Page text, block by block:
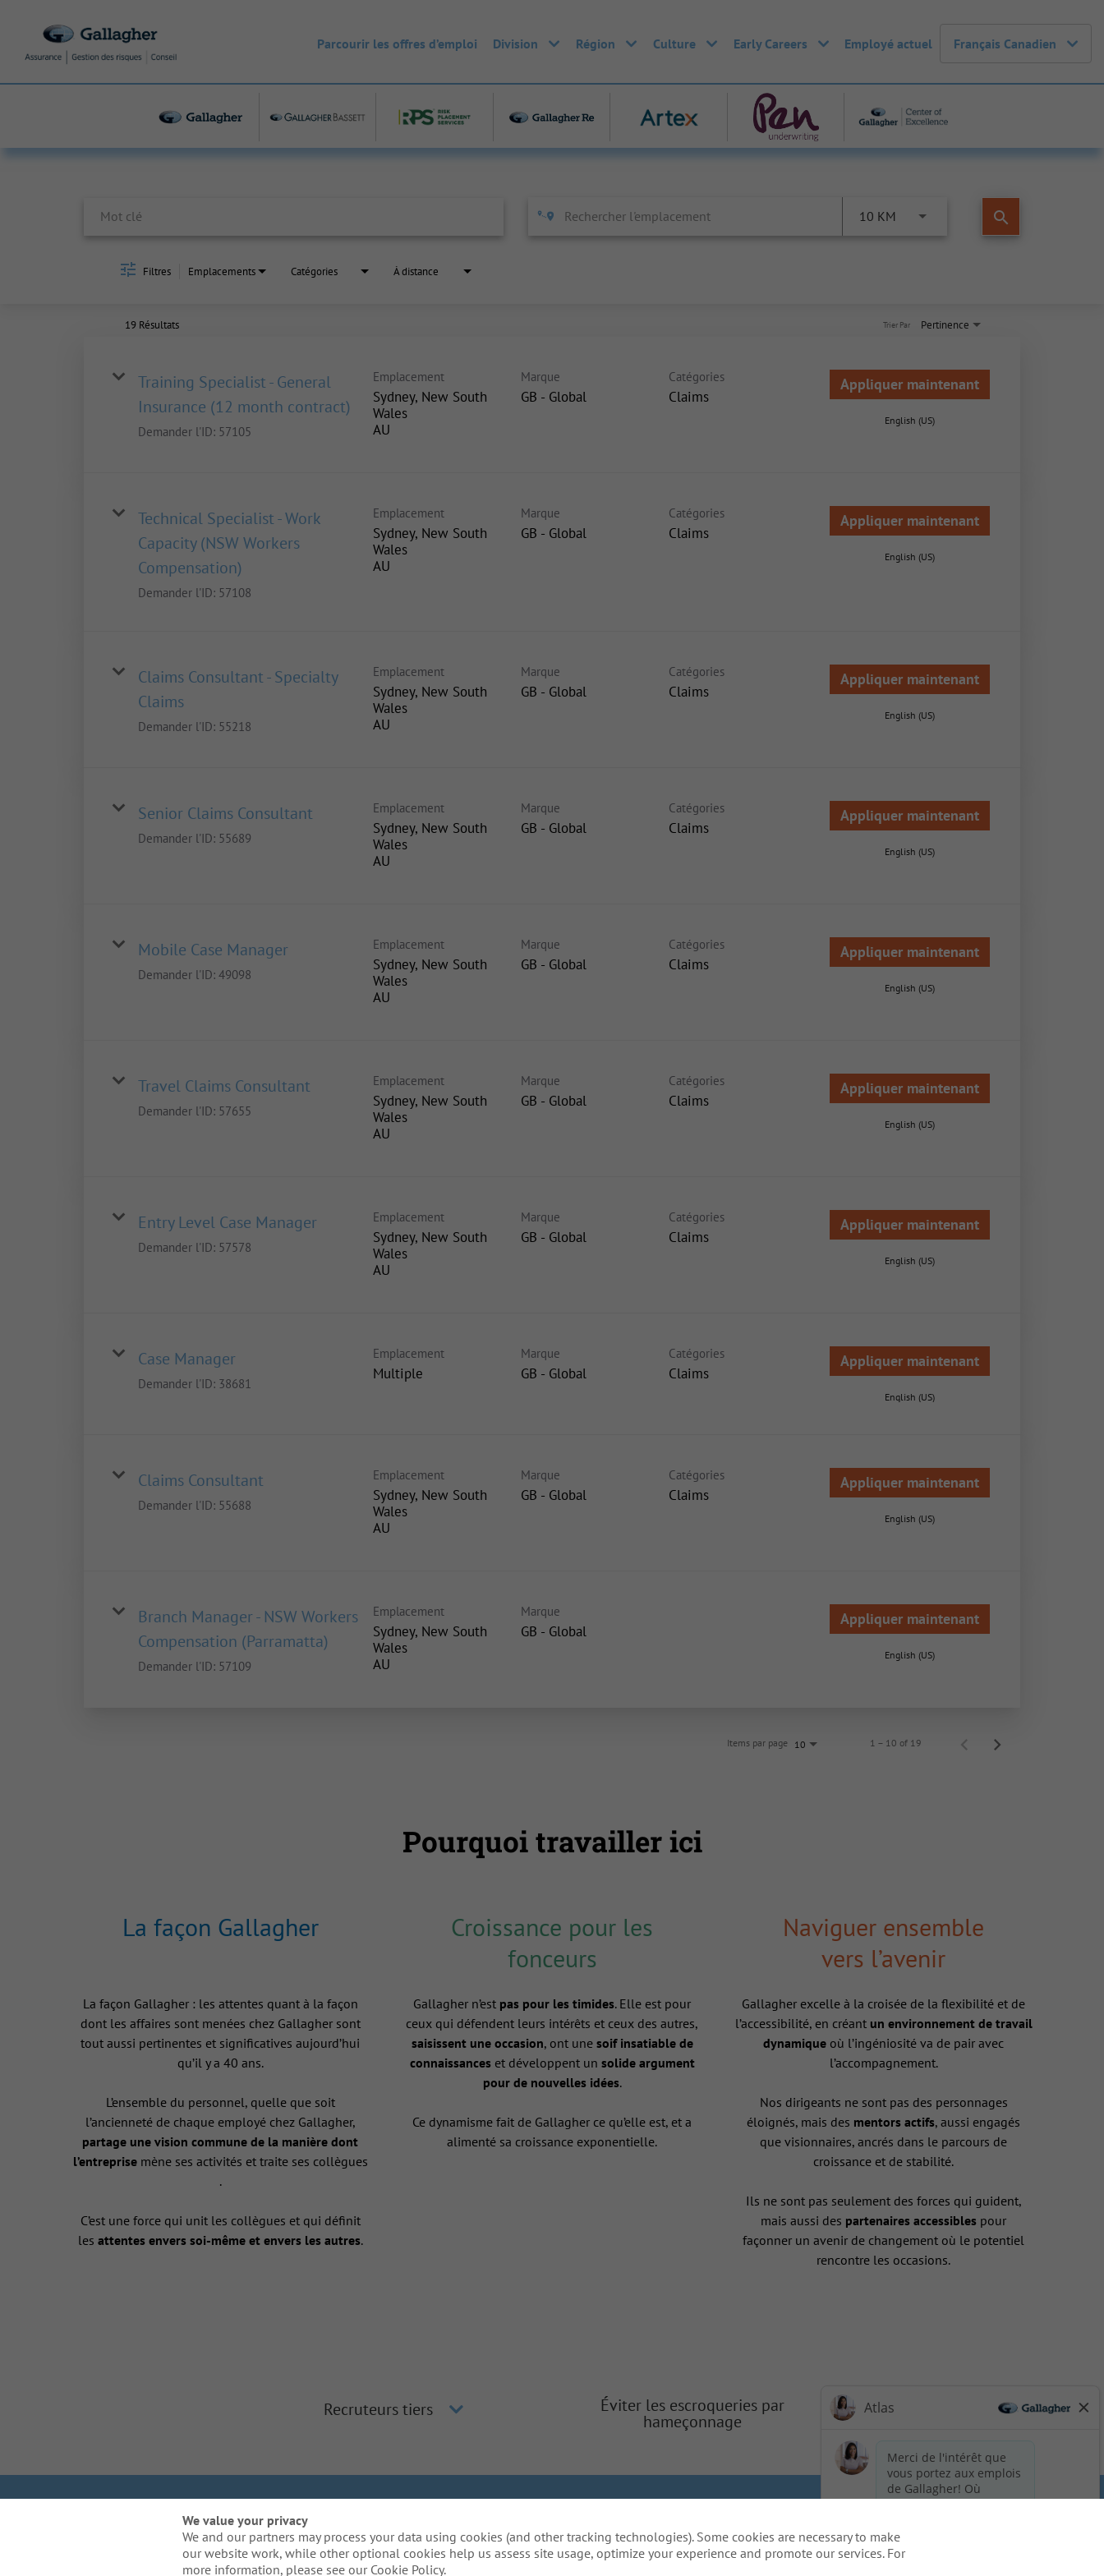
Parcourir les offres d’emploi Division Région Culture Early Careers Employé actuel Français Canadien
10 KM search
Filtres Emplacements Catégories À distance
19 Résultats Pertinence
Trier Par
Training Specialist - General
Insurance (12 month contract)
Demander l'ID: 57105
Emplacement
Sydney, New South
Wales
Marque
GB - Global
Catégories
Claims
Appliquer maintenant
English (US)
Technical Specialist - Work
Capacity (NSW Workers
Compensation)
Demander l'ID: 57108
Emplacement
Sydney, New South
Wales
Marque
GB - Global
Catégories
Claims
Appliquer maintenant
English (US)
Claims Consultant - Specialty
Claims
Demander l'ID: 55218
Emplacement
Sydney, New South
Wales
Marque
GB - Global
Catégories
Claims
Appliquer maintenant
English (US)
Senior Claims Consultant
Demander l'ID: 55689
Emplacement
Sydney, New South
Wales
Marque
GB - Global
Catégories
Claims
Appliquer maintenant
English (US)
Mobile Case Manager
Demander l'ID: 49098
Emplacement
Sydney, New South
Wales
Marque
GB - Global
Catégories
Claims
Appliquer maintenant
English (US)
Travel Claims Consultant
Demander l'ID: 57655
Emplacement
Sydney, New South
Wales
Marque
GB - Global
Catégories
Claims
Appliquer maintenant
English (US)
Entry Level Case Manager
Demander l'ID: 57578
Emplacement
Sydney, New South
Wales
Marque
GB - Global
Catégories
Claims
Appliquer maintenant
English (US)
Case Manager
Demander l'ID: 38681
Emplacement
Multiple
Marque
GB - Global
Catégories
Claims
Appliquer maintenant
English (US)
Claims Consultant
Demander l'ID: 55688
Emplacement
Sydney, New South
Wales
Marque
GB - Global
Catégories
Claims
Appliquer maintenant
English (US)
Branch Manager - NSW Workers
Compensation (Parramatta)
Demander l'ID: 57109
Emplacement
Sydney, New South
Wales
Marque
GB - Global
Appliquer maintenant
English (US)
Items par page 10 1 – 10 of 19
Pourquoi travailler ici
La façon Gallagher
La façon Gallagher : les attentes quant à la façon
dont les affaires sont menées chez Gallagher sont
tout aussi pertinentes et significatives aujourd’hui
qu’il y a 40 ans.
L’ensemble du personnel, quelle que soit
l’ancienneté de chaque employé chez Gallagher,
partage une vision commune de la manière dont
l’entreprisemène ses activités et traite ses collègues
.
C’est une force qui unit les collègues et qui définit
les attentes envers soi-même et envers les autres.
Croissance pour les
fonceurs
Gallagher n’est pas pour les timides. Elle est pour
ceux qui défendent leurs intérêts et ceux des autres,
saisissent une occasion, ont une soif insatiable de
connaissanceset développent un solide argument
pour de nouvelles idées.
Ce dynamisme fait de Gallagher ce qu’elle est, et a
alimenté sa croissance exponentielle.
Naviguer ensemble
vers l’avenir
Gallagher excelle à la croisée de la flexibilité et de
l’accessibilité, en créant un environnement de travail
dynamique où l’ingéniosité va de pair avec
l’accompagnement.
Nos dirigeants ne sont pas des personnages
éloignés, mais des mentors actifs, aussi engagés
que visionnaires, ancrés dans le parcours de
croissance et de stabilité.
Ils ne sont pas seulement des forces qui guident,
mais aussi des partenaires accessibles pour
façonner un avenir de changement où le potentiel
rencontre les occasions.
Recruteurs tiers Éviter les escroqueries par
hameçonnage
Nous sommes Gallagher
Politique relative aux témoinsDo Not Sell or Share My Personal Information - US Residents
Besoin de mesures d'adaptation raisonnables pour compléter une partie de notre processus de candidature, y
We value your privacy
We and our partners may process your data using cookies (and other tracking technologies). Some cookies are necessary to make
our website work, while other optional cookies help us assess site usage, optimize your experience and promote our services. For
more information, please see our Cookie Policy.